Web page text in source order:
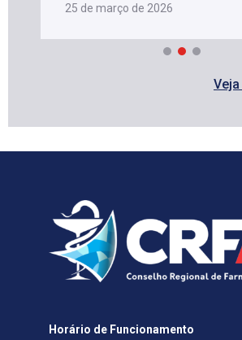
25 de março de 2026
Horário de Funcionamento